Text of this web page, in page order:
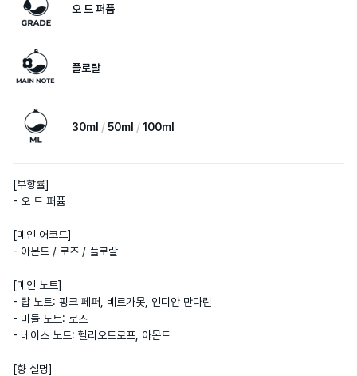
오 드 퍼퓸
플로랄
30ml 50ml 100ml
[부향률]
- 오 드 퍼퓸
[메인 어코드]
- 아몬드 / 로즈 / 플로랄
[메인 노트]
- 탑 노트: 핑크 페퍼, 베르가못, 인디안 만다린
- 미들 노트: 로즈
- 베이스 노트: 헬리오트로프, 아몬드
[향 설명]